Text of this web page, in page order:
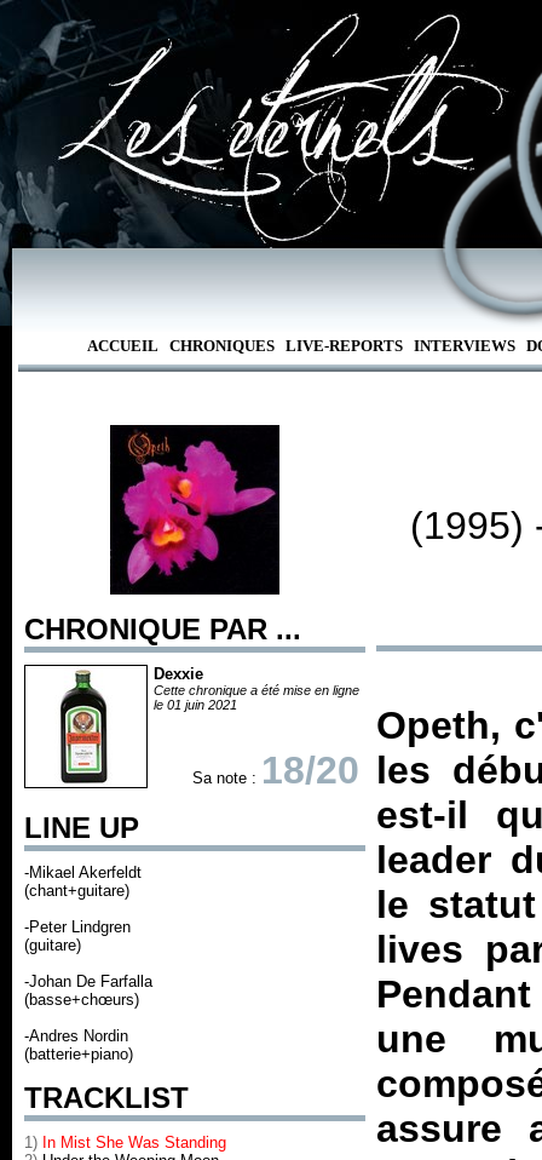
ACCUEIL CHRONIQUES LIVE-REPORTS INTERVIEWS
CHRONIQUE PAR ...
Dexxie
Cette chronique a été mise en ligne
le 01 juin 2021
Sa note : 18/20
LINE UP
-Mikael Akerfeldt
(chant+guitare)
-Peter Lindgren
(guitare)
-Johan De Farfalla
(basse+chœurs)
-Andres Nordin
(batterie+piano)
TRACKLIST
1) In Mist She Was Standing
(1995)
Opeth,
les
est-il
leader
le
lives
une
assure